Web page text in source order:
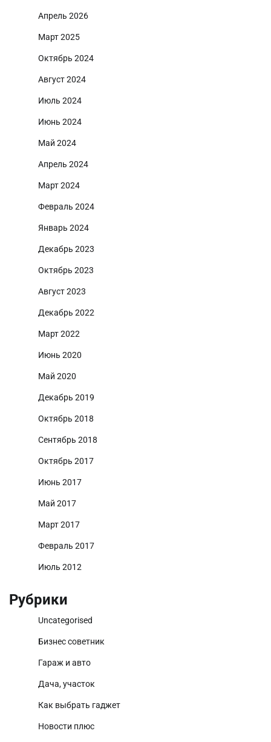
Апрель 2026
Март 2025
Октябрь 2024
Август 2024
Июль 2024
Июнь 2024
Май 2024
Апрель 2024
Март 2024
Февраль 2024
Январь 2024
Декабрь 2023
Октябрь 2023
Август 2023
Декабрь 2022
Март 2022
Июнь 2020
Май 2020
Декабрь 2019
Октябрь 2018
Сентябрь 2018
Октябрь 2017
Июнь 2017
Май 2017
Март 2017
Февраль 2017
Июль 2012
Рубрики
Uncategorised
Бизнес советник
Гараж и авто
Дача, участок
Как выбрать гаджет
Новости плюс